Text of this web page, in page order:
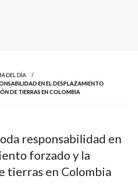
DEL DÍA
EN EL DESPLAZAMIENTO
DE TIERRAS EN COLOMBIA
responsabilidad en
forzado y la
tierras en Colombia